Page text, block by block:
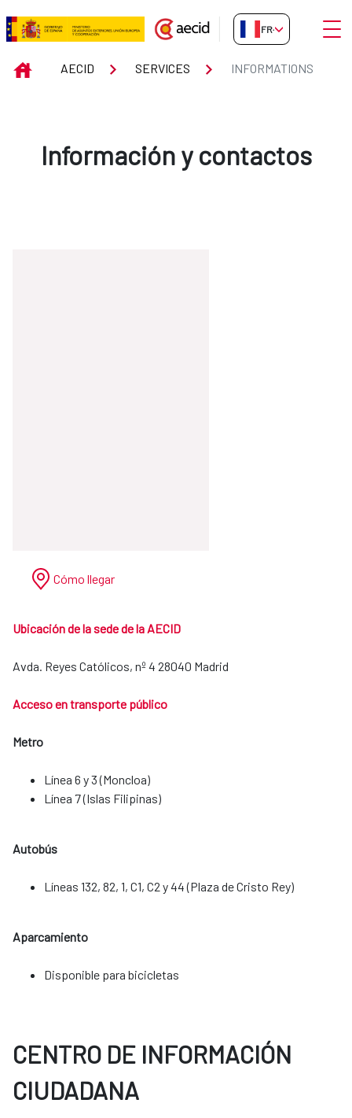
Saut au contenu principal
INFORMATIONS
FR-FR
INICIOAECID SERVICES INFORMATIONS
Información y contactos
Cómo llegar
Ubicación de la sede de la AECID
Avda. Reyes Católicos, nº 4 28040 Madrid
Acceso en transporte público
Metro
Línea 6 y 3 (Moncloa)
Línea 7 (Islas Filipinas)
Autobús
Líneas 132, 82, 1, C1, C2 y 44 (Plaza de Cristo Rey)
Aparcamiento
​​​​​​​Disponible para bicicletas
CENTRO DE INFORMACIÓN
CIUDADANA